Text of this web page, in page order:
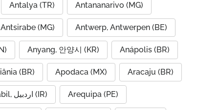
Antalya (TR) Antananarivo (MG)
Antsirabe (MG) Antwerp, Antwerpen (BE)
Anyang, 안양시 (KR) Anápolis (BR)
(BR) Apodaca (MX) Aracaju (BR)
Ardabil, اردبیل (IR) Arequipa (PE)